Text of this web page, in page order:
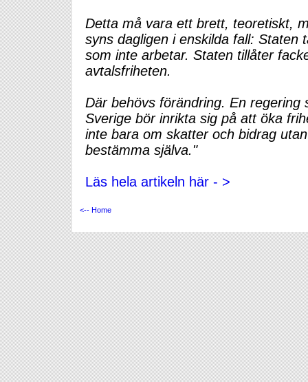
Detta må vara ett brett, teoretiskt,
syns dagligen i enskilda fall:
som inte arbetar. Staten tillåter
avtalsfriheten.
Där behövs förändring. En
Sverige bör inrikta sig på att öka
inte bara om skatter och bidrag
bestämma själva."
Läs hela artikeln här - >
<-- Home